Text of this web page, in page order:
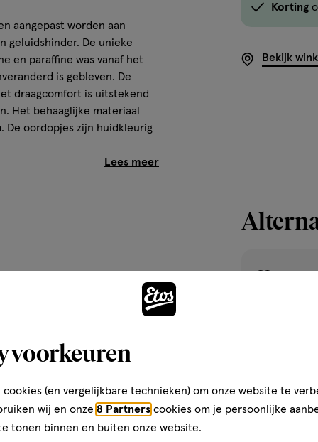
Korting
Bekijk
aangepast worden aan
geluidshinder. De unieke
en paraffine was vanaf het
is gebleven. De
draagcomfort is uitstekend
Het behaaglijke materiaal
De oordopjes zijn huidkleurig
om
het
artikel
om
het
artikel
om
het
artikel
een geldig e-mailadres
voorkeuren
cookies (en vergelijkbare technieken) om onze website te
wij en onze 8 Partners cookies om je persoonlijke
tonen binnen en buiten onze website.